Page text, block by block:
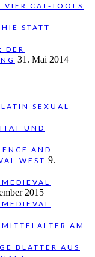
CAT-TOOLS
STATT
DER
31. Mai 2014
SEXUAL
UND
AND
WEST 9.
2015
AM
BLÄTTER AUS